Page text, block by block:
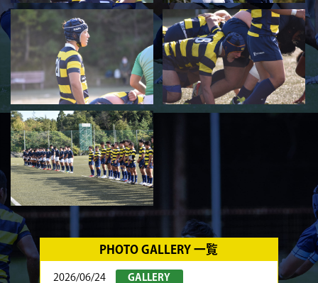
PHOTO GALLERY 一覧
2026/06/24
GALLERY